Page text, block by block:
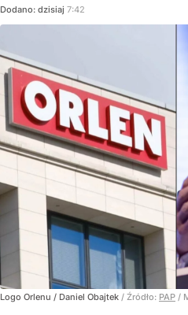
Dodano: dzisiaj 7:42
Logo Orlenu / Daniel Obajtek / Źródło: PAP /